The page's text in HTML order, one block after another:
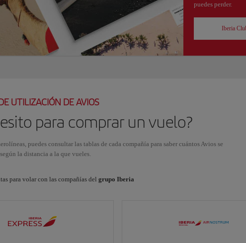
puedes perder.
Iberia
UTILIZACIÓN DE AVIOS
para comprar un vuelo?
puedes consultar las tablas de cada compañía para saber cuántos Avios se
la distancia a la que vueles.
para volar con las compañías del grupo Iberia